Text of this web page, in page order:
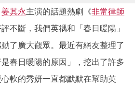
姜其永主演的話題熱劇《非常律師
不斷，我們英禑和「春日暖陽」
了廣大觀眾。最近有網友整理了
是春日暖陽的原因」，挖出了許多
軟的秀妍一直都默默在幫助英